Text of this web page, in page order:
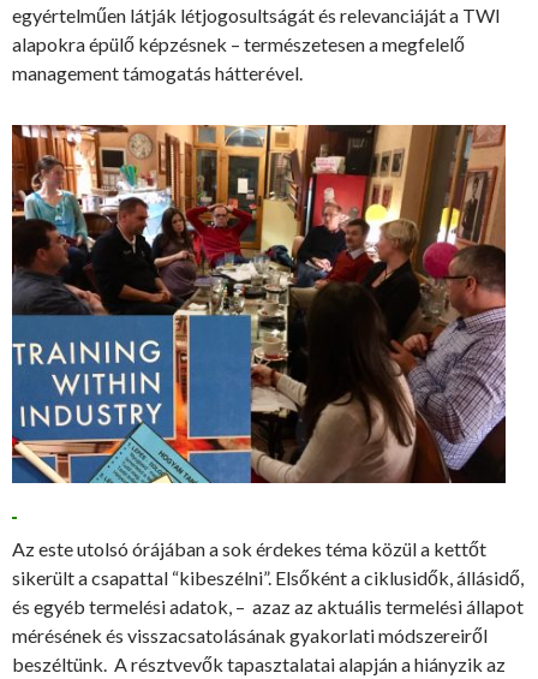
egyértelműen látják létjogosultságát és relevanciáját a TWI
alapokra épülő képzésnek – természetesen a megfelelő
management támogatás hátterével.
Az este utolsó órájában a sok érdekes téma közül a kettőt
sikerült a csapattal “kibeszélni”. Elsőként a ciklusidők, állásidő,
és egyéb termelési adatok, – azaz az aktuális termelési állapot
mérésének és visszacsatolásának gyakorlati módszereiről
beszéltünk. A résztvevők tapasztalatai alapján a hiányzik az